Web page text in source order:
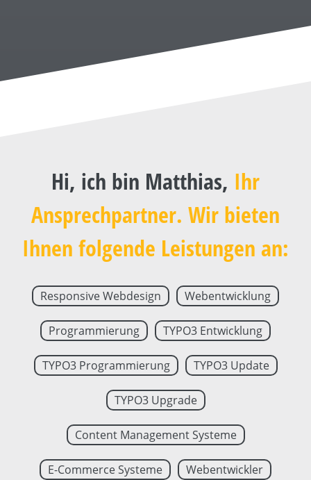
Hi, ich bin Matthias, Ihr
Ansprechpartner. Wir bieten
Ihnen folgende Leistungen an:
Responsive Webdesign Webentwicklung
Programmierung TYPO3 Entwicklung
TYPO3 Programmierung TYPO3 Update
TYPO3 Upgrade
Content Management Systeme
E-Commerce Systeme Webentwickler